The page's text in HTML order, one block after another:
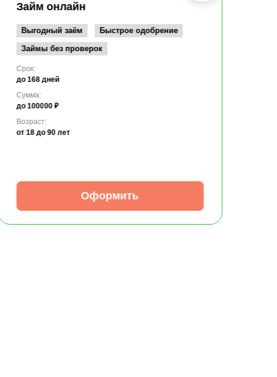
Займ онлайн
Выгодный заём
Быстрое одобрение
Займы без проверок
Срок:
до 168 дней
Сумма:
до 100000 ₽
Возраст:
от 18 до 90 лет
Оформить